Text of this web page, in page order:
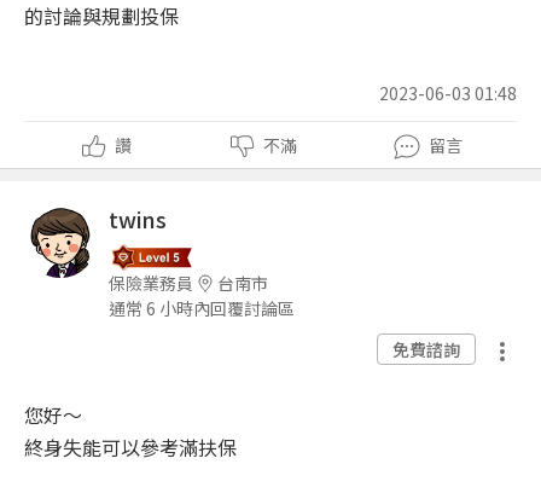
的討論與規劃投保
2023-06-03 01:48
讚 不滿 留言
twins
保險業務員
台南市
通常 6 小時內回覆討論區
免費諮詢
您好～
終身失能可以參考滿扶保